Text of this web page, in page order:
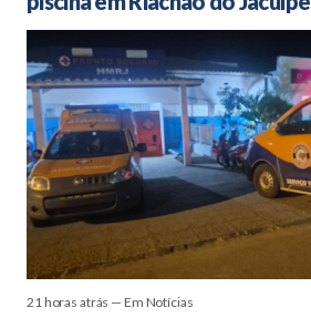
21 horas atrás — Em Notícias